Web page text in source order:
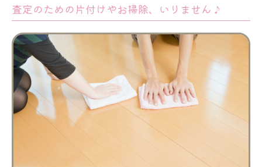
査定のための片付けやお掃除、いりません♪